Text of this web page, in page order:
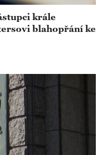
krále
blahopřání ke